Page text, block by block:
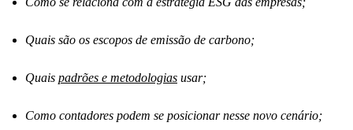
Quais são os escopos de emissão de carbono;
Quais padrões e metodologias usar;
Como contadores podem se posicionar nesse novo cenário;